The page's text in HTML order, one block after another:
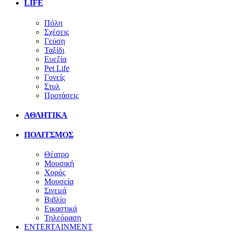
LIFE
Πόλη
Σχέσεις
Γεύση
Ταξίδι
Ευεξία
Pet Life
Γονείς
Στυλ
Προτάσεις
ΑΘΛΗΤΙΚΑ
ΠΟΛΙΤΣΜΟΣ
Θέατρο
Μουσική
Χορός
Μουσεία
Σινεμά
Βιβλίο
Εικαστικά
Τηλεόραση
ENTERTAINMENT